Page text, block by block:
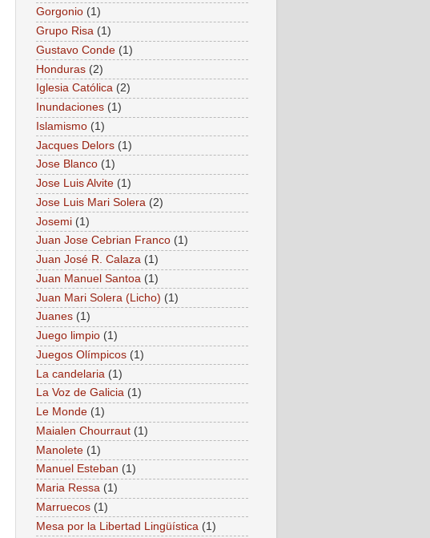
Gorgonio (1)
Grupo Risa (1)
Gustavo Conde (1)
Honduras (2)
Iglesia Católica (2)
Inundaciones (1)
Islamismo (1)
Jacques Delors (1)
Jose Blanco (1)
Jose Luis Alvite (1)
Jose Luis Mari Solera (2)
Josemi (1)
Juan Jose Cebrian Franco (1)
Juan José R. Calaza (1)
Juan Manuel Santoa (1)
Juan Mari Solera (Licho) (1)
Juanes (1)
Juego limpio (1)
Juegos Olímpicos (1)
La candelaria (1)
La Voz de Galicia (1)
Le Monde (1)
Maialen Chourraut (1)
Manolete (1)
Manuel Esteban (1)
Maria Ressa (1)
Marruecos (1)
Mesa por la Libertad Lingüística (1)